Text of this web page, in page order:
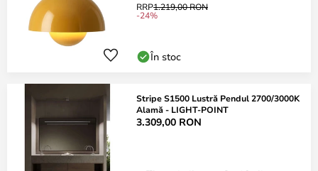
RRP1.219,00 RON
-24%
În stoc
Stripe S1500 Lustră Pendul 2700/3000K
Alamă - LIGHT-POINT
3.309,00 RON